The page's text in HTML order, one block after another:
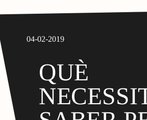
04-02-2019
QUÈ